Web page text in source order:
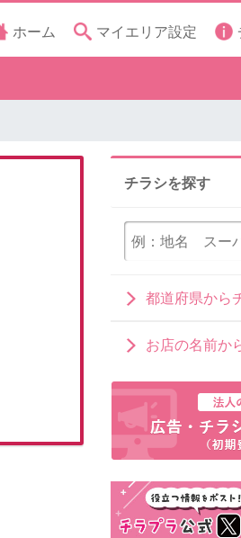
ホーム マイエリア設定
チラシを探す
都道府県から
お店の名前か